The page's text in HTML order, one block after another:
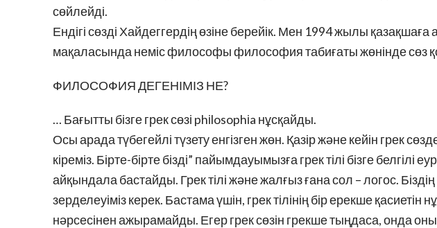
сөйлейді.
Ендігі сөзді Хайдеггердің өзіне берейік. Мен 1994 жылы
мақаласында неміс философы философия табиғаты жөнінде сөз
ФИЛОСОФИЯ ДЕГЕНІМІЗ НЕ?
… Бағытты бізге грек сөзі phіlosophіa нұсқайды.
Осы арада түбегейлі түзету енгізген жөн. Қазір және кейін грек
кіреміз. Бірте-бірте бізді” пайымдауымызға грек тілі бізге белгілі
айқындала бастайды. Грек тілі және жалғыз ғана сол – логос.
зерделеуіміз керек. Бастама үшін, грек тілінің бір ерекше қасиетін
нәрсесінен ажырамайды. Егер грек сөзін грекше тыңдаса, онда